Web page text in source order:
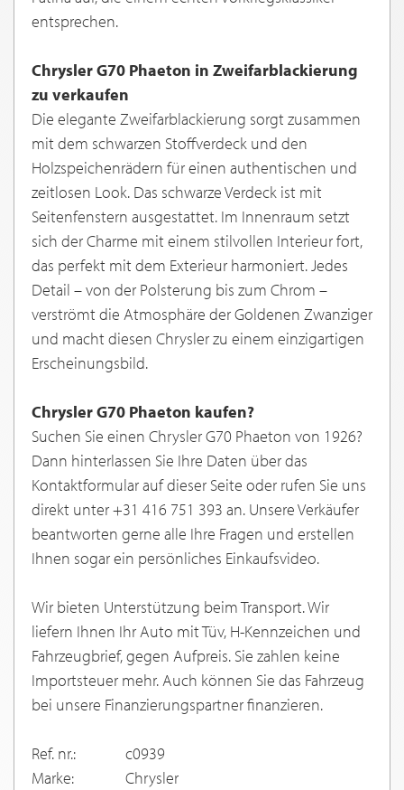
entsprechen.
Chrysler G70 Phaeton in Zweifarblackierung
zu verkaufen
Die elegante Zweifarblackierung sorgt zusammen
mit dem schwarzen Stoffverdeck und den
Holzspeichenrädern für einen authentischen und
zeitlosen Look. Das schwarze Verdeck ist mit
Seitenfenstern ausgestattet. Im Innenraum setzt
sich der Charme mit einem stilvollen Interieur fort,
das perfekt mit dem Exterieur harmoniert. Jedes
Detail – von der Polsterung bis zum Chrom –
verströmt die Atmosphäre der Goldenen Zwanziger
und macht diesen Chrysler zu einem einzigartigen
Erscheinungsbild.
Chrysler G70 Phaeton kaufen?
Suchen Sie einen Chrysler G70 Phaeton von 1926?
Dann hinterlassen Sie Ihre Daten über das
Kontaktformular auf dieser Seite oder rufen Sie uns
direkt unter +31 416 751 393 an. Unsere Verkäufer
beantworten gerne alle Ihre Fragen und erstellen
Ihnen sogar ein persönliches Einkaufsvideo.
Wir bieten Unterstützung beim Transport. Wir
liefern Ihnen Ihr Auto mit Tüv, H-Kennzeichen und
Fahrzeugbrief, gegen Aufpreis. Sie zahlen keine
Importsteuer mehr. Auch können Sie das Fahrzeug
bei unsere Finanzierungspartner finanzieren.
Ref. nr.:
c0939
Marke:
Chrysler